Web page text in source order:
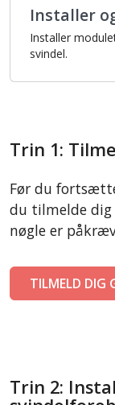
Installer
Installer
svindel.
Trin 1:
Før du
du tilmelde dig
nøgle er
TILMELD DIG
Trin 2: